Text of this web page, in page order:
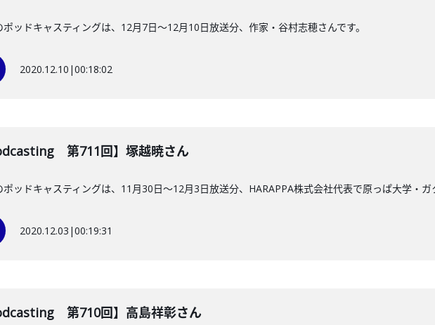
ポッドキャスティングは、12月7日〜12月10日放送分、作家・谷村志穂さんです。
2020.12.10 |00:18:02
第711回】塚越暁さん
ポッドキャスティングは、11月30日〜12月3日放送分、HARAPPA株式会社代表で原っぱ大学・
2020.12.03 |00:19:31
第710回】高島祥彰さん